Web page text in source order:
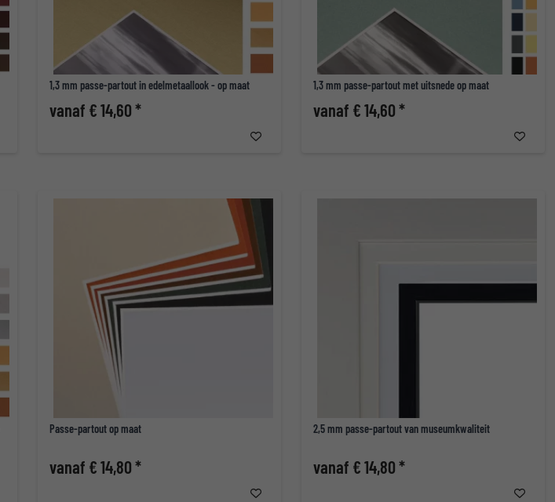
1,3 mm passe-partout in edelmetaallook - op maat
vanaf € 14,60 *
1,3 mm passe-partout met uitsnede op maat
vanaf € 14,60 *
Passe-partout op maat
vanaf € 14,80 *
2,5 mm passe-partout van museumkwaliteit
vanaf € 14,80 *